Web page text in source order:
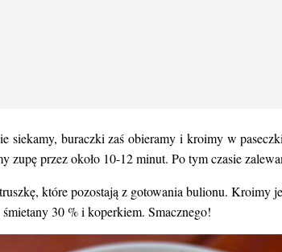
siekamy, buraczki zaś obieramy i kroimy w
zupę przez około 10-12 minut. Po tym czasie
które pozostają z gotowania bulionu. Kroimy
30 % i koperkiem. Smacznego!